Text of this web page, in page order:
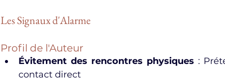
Les Signaux d'Alarme
Profil de l'Auteur
Évitement des rencontres physiques :
contact direct